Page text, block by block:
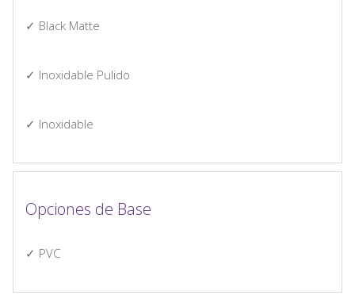
✓ Black Matte
✓ Inoxidable Pulido
✓ Inoxidable
Opciones de Base
✓ PVC